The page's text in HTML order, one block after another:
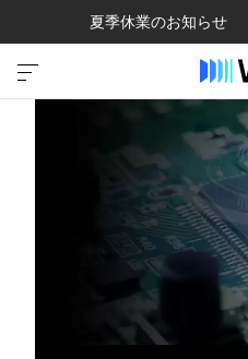
夏季休業のお知らせ